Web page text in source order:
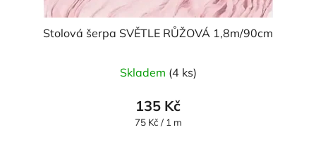
Stolová šerpa SVĚTLE RŮŽOVÁ 1,8m/90cm
Skladem (4 ks)
135 Kč
Měrná
75 Kč / 1 m